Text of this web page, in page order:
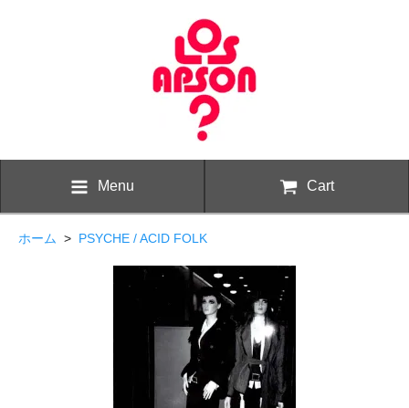
Menu Cart
ホーム > PSYCHE / ACID FOLK